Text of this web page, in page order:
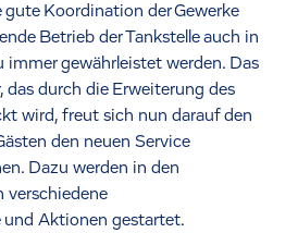
gute Koordination der Gewerke
Betrieb der Tankstelle auch in
immer gewährleistet werden. Das
das durch die Erweiterung des
wird, freut sich nun darauf den
den neuen Service
Dazu werden in den
verschiedene
Aktionen gestartet.